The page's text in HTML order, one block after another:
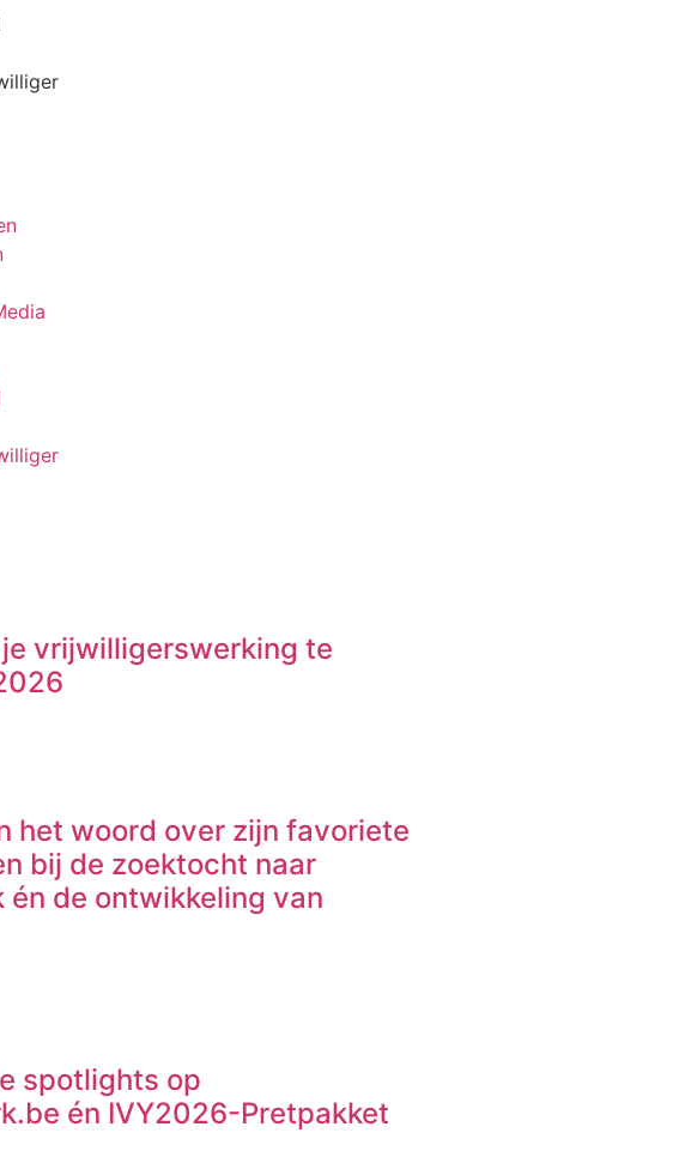
vrijwilligerswerking te
het woord over zijn favoriete
bij de zoektocht naar
én de ontwikkeling van
spotlights op
én IVY2026-Pretpakket